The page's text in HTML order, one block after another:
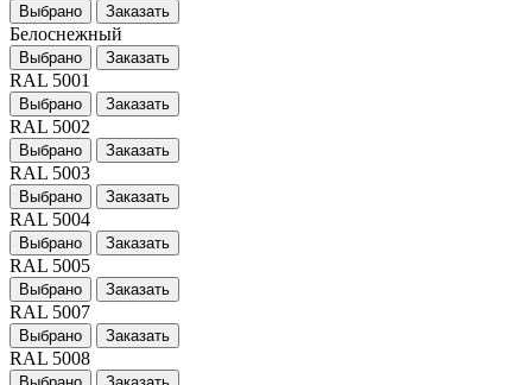
Выбрано Заказать
Белоснежный
Выбрано Заказать
RAL 5001
Выбрано Заказать
RAL 5002
Выбрано Заказать
RAL 5003
Выбрано Заказать
RAL 5004
Выбрано Заказать
RAL 5005
Выбрано Заказать
RAL 5007
Выбрано Заказать
RAL 5008
Выбрано Заказать